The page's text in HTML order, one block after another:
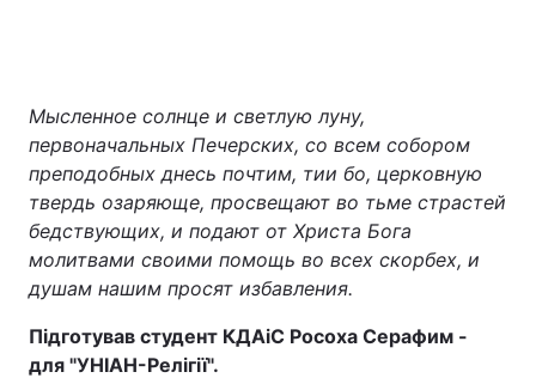
Мысленное солнце и светлую луну,
первоначальных Печерских, со всем собором
преподобных днесь почтим, тии бо, церковную
твердь озаряюще, просвещают во тьме страстей
бедствующих, и подают от Христа Бога
молитвами своими помощь во всех скорбех, и
душам нашим просят избавления.
Підготував студент КДАіС Росоха Серафим -
для "УНІАН-Релігії".